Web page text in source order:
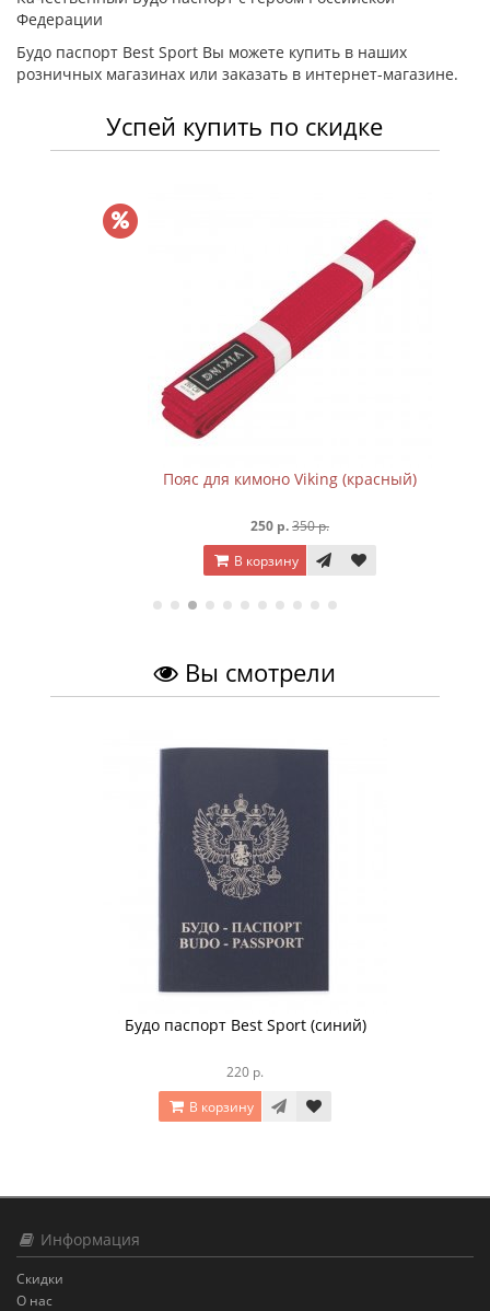
Федерации
Будо паспорт Best Sport Вы можете купить в наших
розничных магазинах или заказать в интернет-магазине.
Успей купить по скидке
Пояс для кимоно Viking (красный)
350 р.
В корзину
Вы смотрели
Будо паспорт Best Sport (синий)
220 р.
В корзину
Информация
Скидки
О нас